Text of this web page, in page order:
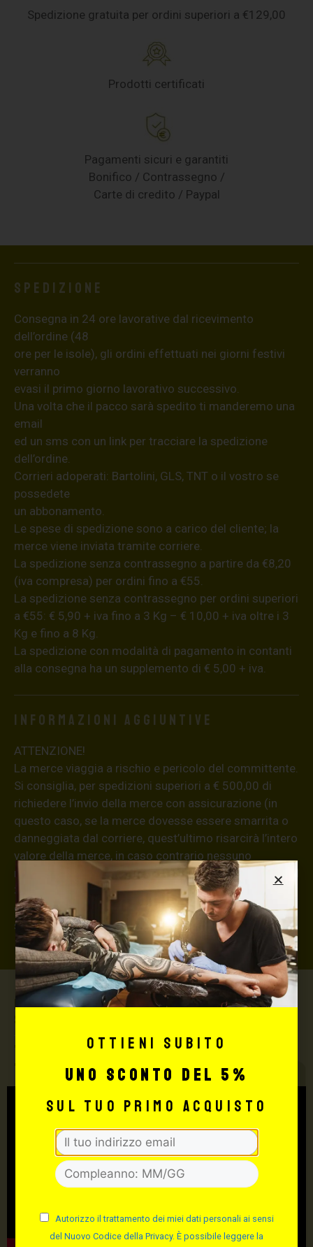
Spedizione gratuita per ordini superiori a €129,00
Prodotti certificati
Pagamenti sicuri e garantiti
Bonifico / Contrassegno /
Carte di credito / Paypal
Spedizione
Consegna in 24 ore lavorative dal ricevimento
dell’ordine (48
ore per le isole), gli ordini effettuati nei giorni festivi
verranno
evasi il primo giorno lavorativo successivo.
Una volta che il pacco sarà spedito ti manderemo una
email
ed un sms con un link per tracciare la spedizione
dell’ordine.
Corrieri adoperati: Bartolini, GLS, TNT o il vostro se
possedete
un abbonamento.
Le spese di spedizione sono a carico del cliente; la
merce viene inviata tramite corriere.
La spedizione senza contrassegno a partire da €8,20
(iva compresa) per ordini fino a €55.
La spedizione senza contrassegno per ordini superiori
a €55: € 5,90 + iva fino a 3 Kg – € 10,00 + iva oltre i 3
Kg e fino a 8 Kg.
La spedizione con modalità di pagamento in contanti
alla consegna ha un supplemento di € 5,00 + iva.
Informazioni aggiuntive
ATTENZIONE!
La merce viaggia a rischio e pericolo del committente.
Si consiglia, per spedizioni superiori a € 500,00 di
richiedere l’invio della merce con assicurazione (in
questo caso, se la merce dovesse essere smarrita o
danneggiata dal corriere, quest’ultimo risarcirà l’intero
valore della merce, in caso contrario nessuno
rimborserà il destinatario) con un costo aggiuntivo del
3,5% sul valore totale del carrello, da richiedere prima
di concludere il pagamento al seguente indirizzo:
shop@maxsignorello.it.
Max Signorello Tattoo
Supply
TUTTO PER IL TUO
TATTOO STUDIO
Ottieni subito
uno sconto del 5%
sul tuo primo acquisto
Autorizzo il trattamento dei miei dati personali ai sensi
del Nuovo Codice della Privacy. È possibile leggere la